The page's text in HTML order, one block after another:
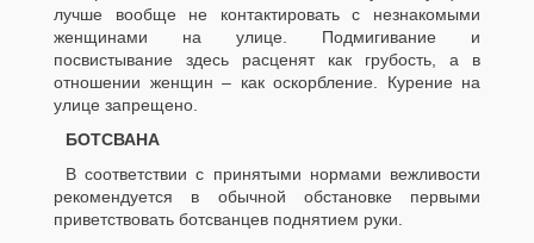
лучше вообще не контактировать с незнакомыми
женщинами на улице. Подмигивание и
посвистывание здесь расценят как грубость, а в
отношении женщин – как оскорбление. Курение на
улице запрещено.
БОТСВАНА
В соответствии с принятыми нормами вежливости
рекомендуется в обычной обстановке первыми
приветствовать ботсванцев поднятием руки.